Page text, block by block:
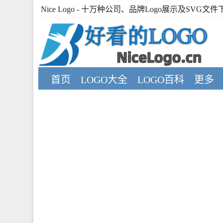
Nice Logo - 十万种公司、品牌Logo展示及SVG文件
首页 LOGO大全 LOGO百科 更多